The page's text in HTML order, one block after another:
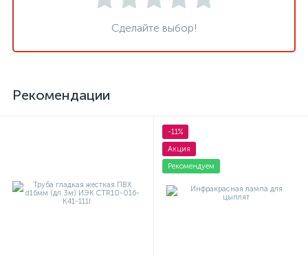
Сделайте выбор!
Рекомендации
-11%
Акция
Рекомендуем